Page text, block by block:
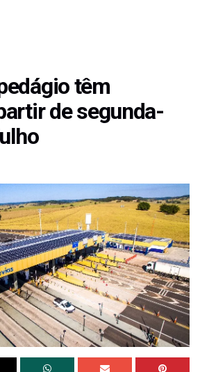
têm
de segunda-